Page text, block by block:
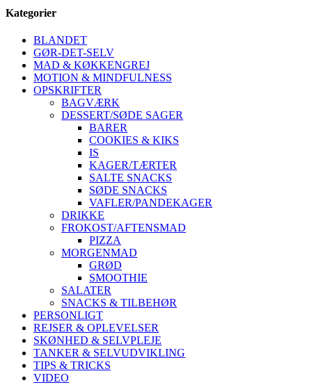
Kategorier
BLANDET
GØR-DET-SELV
MAD & KØKKENGREJ
MOTION & MINDFULNESS
OPSKRIFTER
BAGVÆRK
DESSERT/SØDE SAGER
BARER
COOKIES & KIKS
IS
KAGER/TÆRTER
SALTE SNACKS
SØDE SNACKS
VAFLER/PANDEKAGER
DRIKKE
FROKOST/AFTENSMAD
PIZZA
MORGENMAD
GRØD
SMOOTHIE
SALATER
SNACKS & TILBEHØR
PERSONLIGT
REJSER & OPLEVELSER
SKØNHED & SELVPLEJE
TANKER & SELVUDVIKLING
TIPS & TRICKS
VIDEO